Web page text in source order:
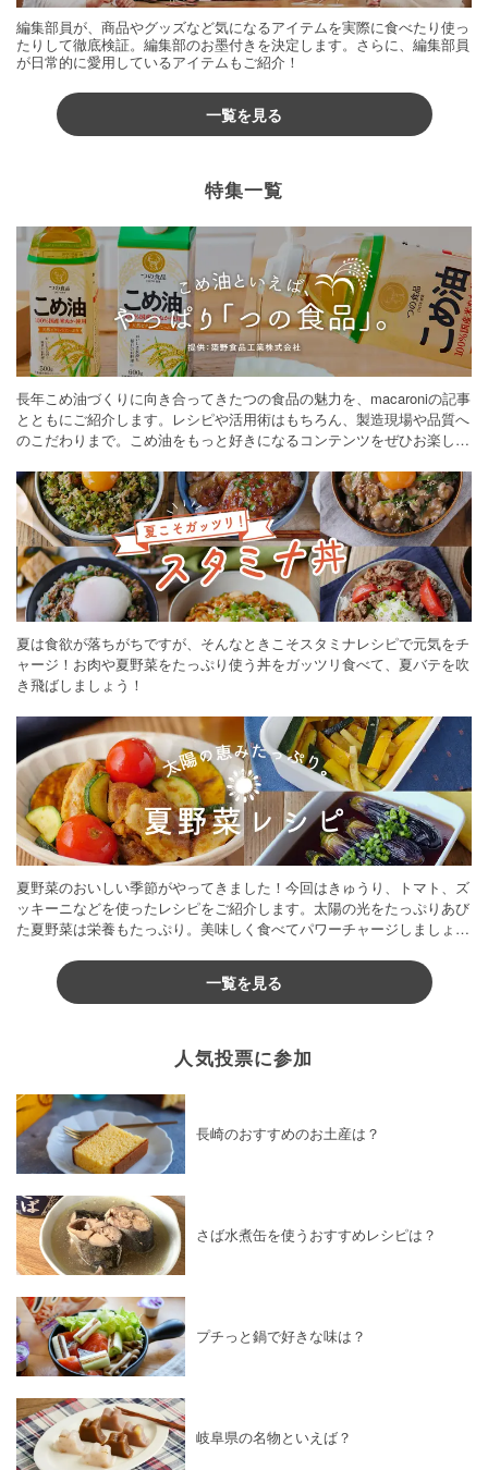
編集部員が、商品やグッズなど気になるアイテムを実際に食べたり使っ
たりして徹底検証。編集部のお墨付きを決定します。さらに、編集部員
が日常的に愛用しているアイテムもご紹介！
一覧を見る
特集一覧
長年こめ油づくりに向き合ってきたつの食品の魅力を、macaroniの記事
とともにご紹介します。レシピや活用術はもちろん、製造現場や品質へ
のこだわりまで。こめ油をもっと好きになるコンテンツをぜひお楽しみ
夏は食欲が落ちがちですが、そんなときこそスタミナレシピで元気をチ
ャージ！お肉や夏野菜をたっぷり使う丼をガッツリ食べて、夏バテを吹
き飛ばしましょう！
夏野菜のおいしい季節がやってきました！今回はきゅうり、トマト、ズ
ッキーニなどを使ったレシピをご紹介します。太陽の光をたっぷりあび
た夏野菜は栄養もたっぷり。美味しく食べてパワーチャージしましょう
一覧を見る
人気投票に参加
長崎のおすすめのお土産は？
さば水煮缶を使うおすすめレシピは？
プチっと鍋で好きな味は？
岐阜県の名物といえば？